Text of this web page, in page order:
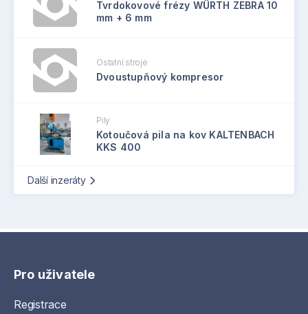
Tvrdokovové frézy WÜRTH ZEBRA 10
mm + 6 mm
Ostatní stroje
Dvoustupňový kompresor
Pily
Kotoučová pila na kov KALTENBACH
KKS 400
Další inzeráty
Pro uživatele
Registrace